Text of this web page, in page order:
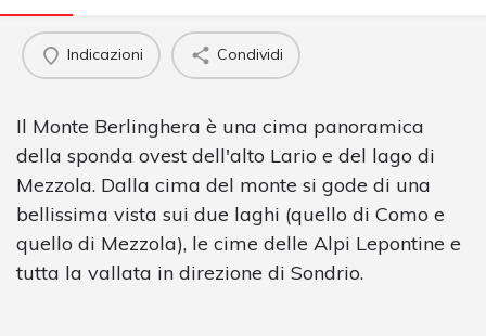
Indicazioni Condividi
Il Monte Berlinghera è una cima panoramica
della sponda ovest dell'alto Lario e del lago di
Mezzola. Dalla cima del monte si gode di una
bellissima vista sui due laghi (quello di Como e
quello di Mezzola), le cime delle Alpi Lepontine e
tutta la vallata in direzione di Sondrio.